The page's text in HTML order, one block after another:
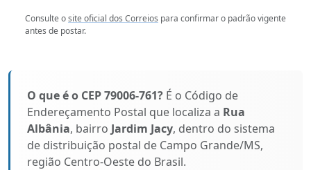
Consulte osite oficial dos Correios para confirmar o padrão vigente
antes de postar.
O que é o CEP 79006-761? É o Código de
Endereçamento Postal que localiza a Rua
Albânia, bairro Jardim Jacy, dentro do sistema
de distribuição postal de Campo Grande/MS,
região Centro-Oeste do Brasil.